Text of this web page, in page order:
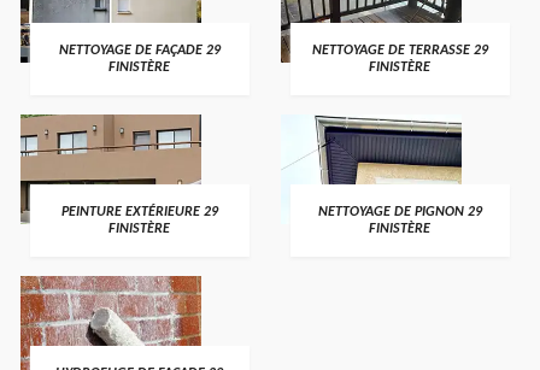
NETTOYAGE DE FAÇADE 29
FINISTÈRE
NETTOYAGE DE TERRASSE 29
FINISTÈRE
PEINTURE EXTÉRIEURE 29
FINISTÈRE
NETTOYAGE DE PIGNON 29
FINISTÈRE